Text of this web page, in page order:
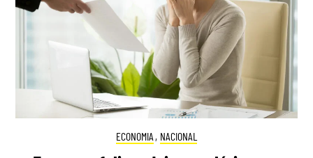
ECONOMIA , NACIONAL